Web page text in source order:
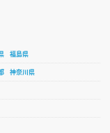
福島県
神奈川県